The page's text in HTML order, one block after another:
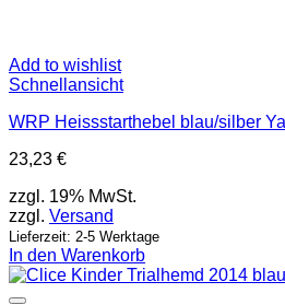
Add to wishlist
Schnellansicht
WRP Heissstarthebel blau/silber
23,23 €
zzgl. 19% MwSt.
zzgl. Versand
Lieferzeit: 2-5 Werktage
In den Warenkorb